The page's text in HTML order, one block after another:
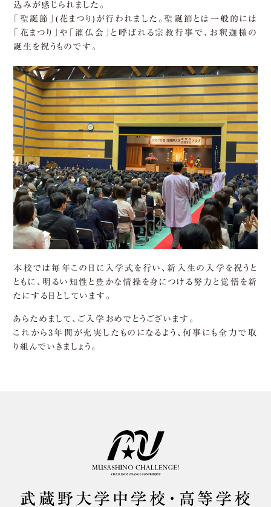
込みが感じられました。
「聖誕節」(花まつり)が行われました。聖誕節とは一般的には
「花まつり」や「灌仏会」と呼ばれる宗教行事で、お釈迦様の
誕生を祝うものです。
本校では毎年この日に入学式を行い、新入生の入学を祝うと
ともに、明るい知性と豊かな情操を身につける努力と覚悟を新
たにする日としています。
あらためまして、ご入学おめでとうございます。
これから3年間が充実したものになるよう、何事にも全力で取
り組んでいきましょう。